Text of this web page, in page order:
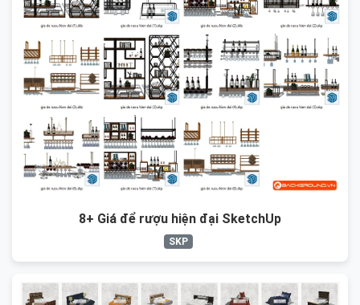
8+ Giá để rượu hiện đại SketchUp
SKP